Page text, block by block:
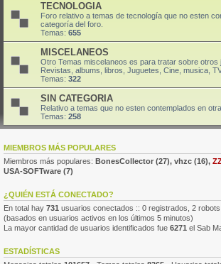
TECNOLOGIA
Foro relativo a temas de tecnología que no esten
categoría del foro.
Temas: 655
MISCELANEOS
Otro Temas miscelaneos es para tratar sobre otros
Revistas, albums, libros, Juguetes, Cine, musica,
Temas: 322
SIN CATEGORIA
Relativo a temas que no esten contemplados en
Temas: 258
MIEMBROS MÁS POPULARES
Miembros más populares: BonesCollector (27), vhzc (16),
USA-SOFTware (7)
¿QUIÉN ESTÁ CONECTADO?
En total hay 731 usuarios conectados :: 0 registrados, 2
(basados en usuarios activos en los últimos 5 minutos)
La mayor cantidad de usuarios identificados fue 6271 el Sab
ESTADÍSTICAS